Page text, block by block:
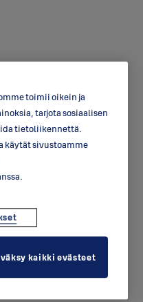
toimii oikein ja
tarjota sosiaalisen
tietoliikennettä.
käytät sivustoamme
kaikki evästeet